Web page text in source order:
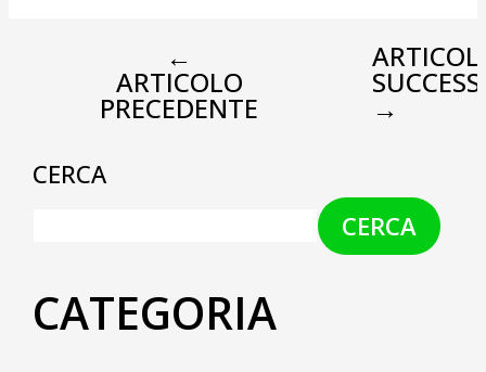
←
ARTICOLO
PRECEDENTE →
CERCA
CERCA
CATEGORIA